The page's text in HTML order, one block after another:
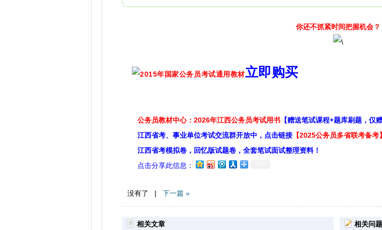
你还不抓紧时间把握机会？
立即购买
公务员教材中心：2026年江西公务员考试用书 【赠送笔试课程+题库刷题，仅
江西省考、事业单位考试交流群开放中，点击链接 【2025公务员多省联考备考】
江西省考模拟卷，回忆版试题卷，全套笔试面试整理资料！
点击分享此信息：
没有了 | 下一篇 »
相关文章 相关问题